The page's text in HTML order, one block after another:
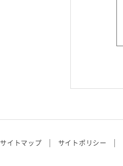
サイトマップ サイトポリシー